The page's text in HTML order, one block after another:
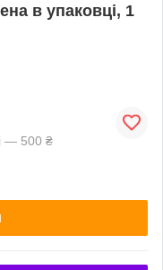
в упаковці, 1
— 500 ₴